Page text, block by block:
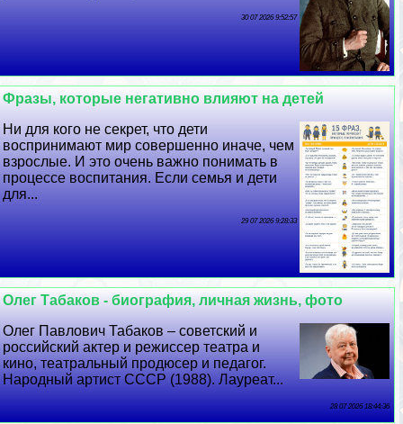
30 07 2026 9:52:57
Фразы, которые негативно влияют на детей
Ни для кого не секрет, что дети
воспринимают мир совершенно иначе, чем
взрослые. И это очень важно понимать в
процессе воспитания. Если семья и дети
для...
29 07 2026 9:28:33
Олег Табаков - биография, личная жизнь, фото
Олег Павлович Табаков – советский и
российский актер и режиссер театра и
кино, театральный продюсер и педагог.
Народный артист СССР (1988). Лауреат...
28 07 2026 18:44:36